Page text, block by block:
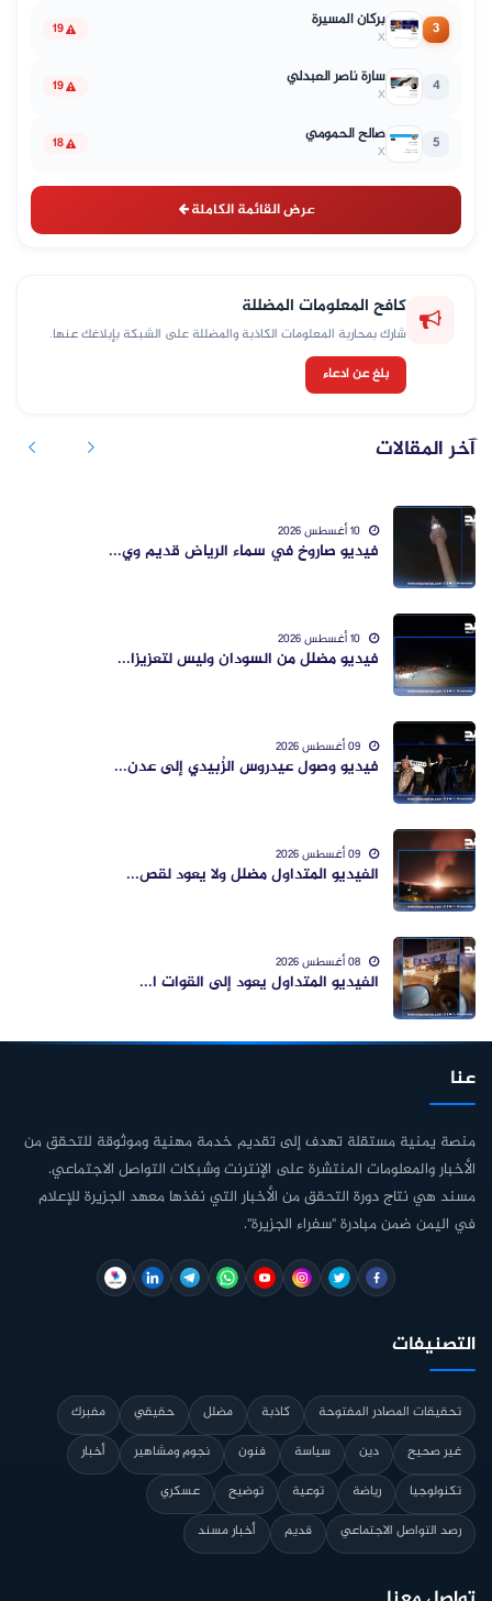
3 بركان المسيرة
X
19
4 سارة ناصر العبدلي
X
19
5 صالح الحمومي
X
18
عرض القائمة الكاملة
كافح المعلومات المضللة
شارك بمحاربة المعلومات الكاذبة والمضللة على الشبكة بإبلاغك عنها.
بلغ عن ادعاء
آخر المقالات
فيديو صاروخ في سماء الرياض قديم وي...
فيديو مضلل من السودان وليس لتعزيزا...
فيديو وصول عيدروس الزُبيدي إلى عدن...
الفيديو المتداول مضلل ولا يعود لقص...
الفيديو المتداول يعود إلى القوات ا...
عنا
منصة يمنية مستقلة تهدف إلى تقديم خدمة مهنية وموثوقة للتحقق من
الأخبار والمعلومات المنتشرة على الإنترنت وشبكات التواصل الاجتماعي.
مسند هي نتاج دورة التحقق من الأخبار التي نفذها معهد الجزيرة للإعلام
في اليمن ضمن مبادرة "سفراء الجزيرة".
التصنيفات
تحقيقات المصادر المفتوحة كاذبة مضلل حقيقي
مفبرك
غير صحيح
دين سياسة فنون نجوم ومشاهير
أخبار
تكنولوجيا
رياضة توعية توضيح
عسكري
رصد التواصل الاجتماعي
قديم أخبار مسند